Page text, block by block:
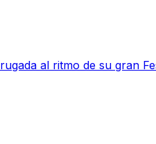
al ritmo de su gran